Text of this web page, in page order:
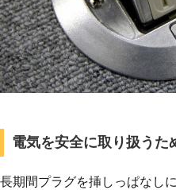
電気を安全に取り扱うた
長期間プラグを挿しっぱなし